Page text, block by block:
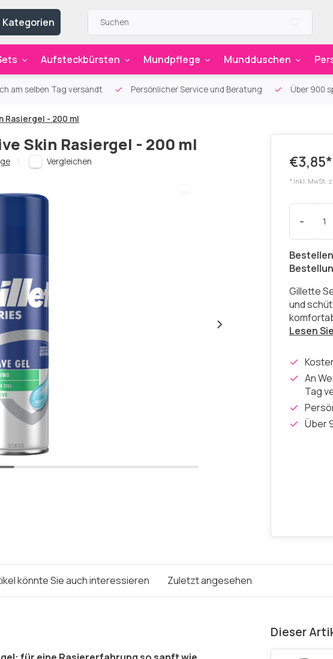
Kategorien
Aufsteckbürsten Mundpflege Mundduschen
am selben Tag versandt Persönlicher Service und Beratung Über 900
Rasiergel - 200 ml
Skin Rasiergel - 200 ml
Vergleichen €3,85*
* Inkl. MwSt.
-
Gillette
und
Lesen
An
Tag
Über
könnte Sie auch interessieren Zuletzt angesehen
Dieser